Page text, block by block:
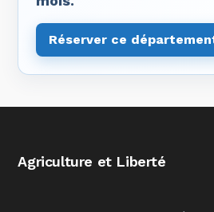
Réserver ce
Agriculture et Liberté